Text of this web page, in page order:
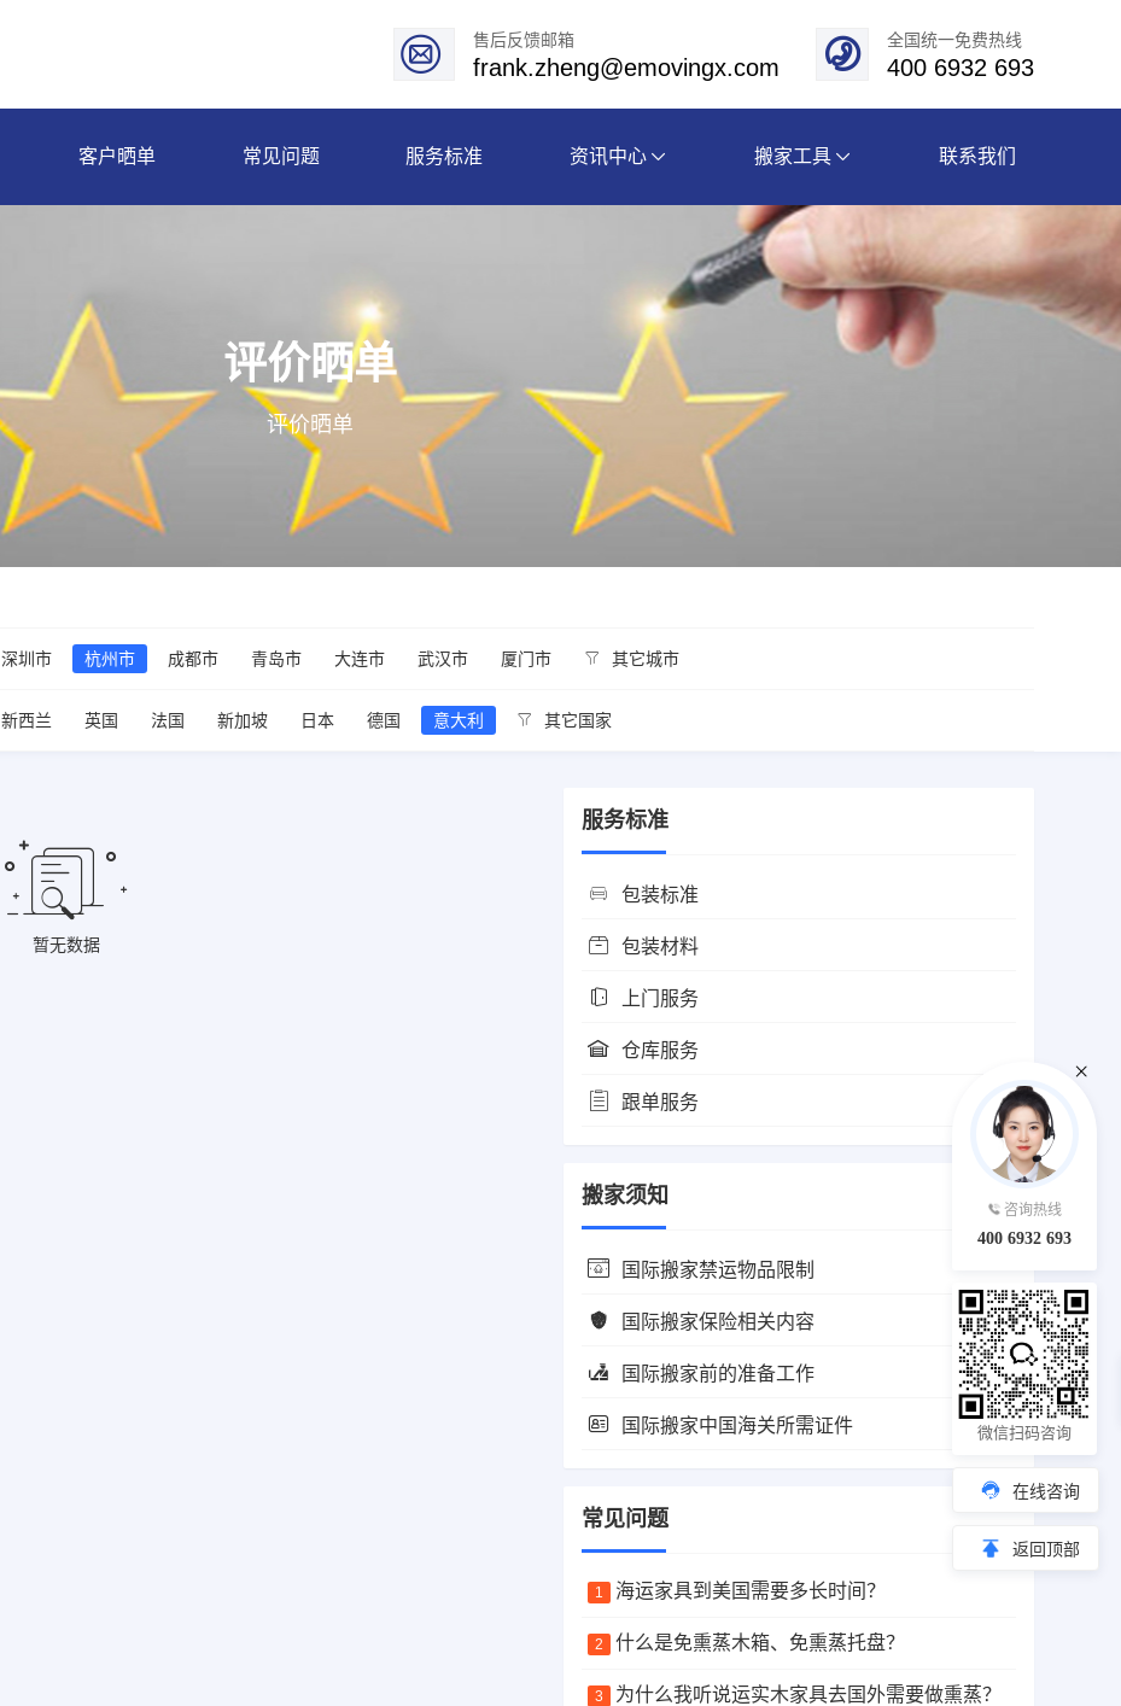
售后反馈邮箱
frank.zheng@emovingx.com
全国统一免费热线
400 6932 693
客户晒单 常见问题 服务标准 资讯中心 搬家工具 联系我们
评价晒单
评价晒单
深圳市 杭州市 成都市 青岛市 大连市 武汉市 厦门市 其它城市
新西兰 英国 法国 新加坡 日本 德国 意大利 其它国家
暂无数据
服务标准
包装标准
包装材料
上门服务
仓库服务
跟单服务
搬家须知
国际搬家禁运物品限制
国际搬家保险相关内容
国际搬家前的准备工作
国际搬家中国海关所需证件
常见问题
1 海运家具到美国需要多长时间？
2 什么是免熏蒸木箱、免熏蒸托盘？
3 为什么我听说运实木家具去国外需要做熏蒸？
咨询热线
400 6932 693
微信扫码咨询
在线咨询
返回顶部